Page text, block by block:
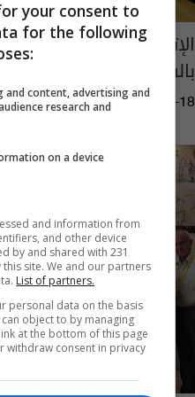
الإتصالات ينافس على
بالشطرنج
05:20 | 2015-10-18
your consent to
for the following
and content, advertising and
research and
on a device
and information from
and other device
by and shared with 231
site. We and our partners
List of partners.
personal data on the basis
object to by managing
at the bottom of this page
withdraw consent in privacy